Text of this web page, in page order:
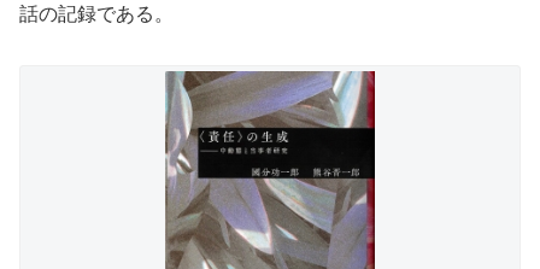
話の記録である。